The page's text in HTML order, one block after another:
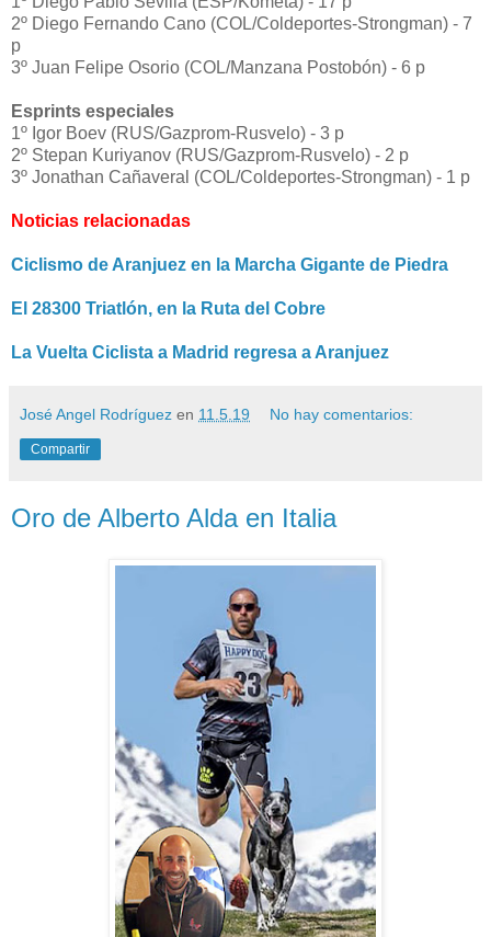
2º Diego Fernando Cano (COL/Coldeportes-Strongman) - 7
p
3º Juan Felipe Osorio (COL/Manzana Postobón) - 6 p
Esprints especiales
1º Igor Boev (RUS/Gazprom-Rusvelo) - 3 p
2º Stepan Kuriyanov (RUS/Gazprom-Rusvelo) - 2 p
3º Jonathan Cañaveral (COL/Coldeportes-Strongman) - 1 p
Noticias relacionadas
Ciclismo de Aranjuez en la Marcha Gigante de Piedra
El 28300 Triatlón, en la Ruta del Cobre
La Vuelta Ciclista a Madrid regresa a Aranjuez
José Angel Rodríguez en 11.5.19 No hay comentarios:
Compartir
Oro de Alberto Alda en Italia